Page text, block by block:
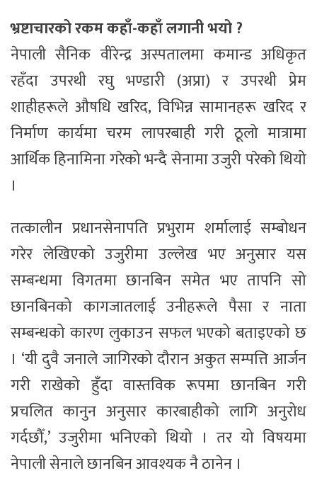
भ्रष्टाचारको रकम कहाँ-कहाँ लगानी भयो ?
नेपाली सैनिक वीरेन्द्र अस्पतालमा कमान्ड अधिकृत
रहँदा उपरथी रघु भण्डारी (अप्रा) र उपरथी प्रेम
शाहीहरूले औषधि खरिद, विभिन्न सामानहरू खरिद र
निर्माण कार्यमा चरम लापरबाही गरी ठूलो मात्रामा
आर्थिक हिनामिना गरेको भन्दै सेनामा उजुरी परेको थियो
।
तत्कालीन प्रधानसेनापति प्रभुराम शर्मालाई सम्बोधन
गरेर लेखिएको उजुरीमा उल्लेख भए अनुसार यस
सम्बन्धमा विगतमा छानबिन समेत भए तापनि सो
छानबिनको कागजातलाई उनीहरूले पैसा र नाता
सम्बन्धको कारण लुकाउन सफल भएको बताइएको छ
। ‘यी दुवै जनाले जागिरको दौरान अकुत सम्पत्ति आर्जन
गरी राखेको हुँदा वास्तविक रूपमा छानबिन गरी
प्रचलित कानुन अनुसार कारबाहीको लागि अनुरोध
गर्दछौँ,’ उजुरीमा भनिएको थियो । तर यो विषयमा
नेपाली सेनाले छानबिन आवश्यक नै ठानेन ।